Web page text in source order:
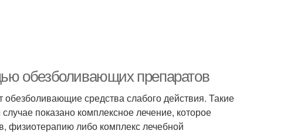
обезболивающих препаратов
средства слабого действия. Такие
показано комплексное лечение, которое
физиотерапию либо комплекс лечебной